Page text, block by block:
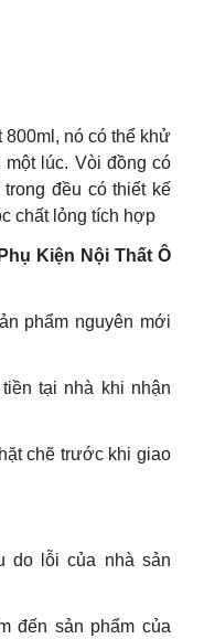
nó có thể khử
lúc. Vòi đồng có
đều có thiết kế
chất lỏng tích hợp
Kiện Nội Thất Ô
phẩm nguyên mới
tại nhà khi nhận
chẽ trước khi giao
do lỗi của nhà sản
đến sản phẩm của